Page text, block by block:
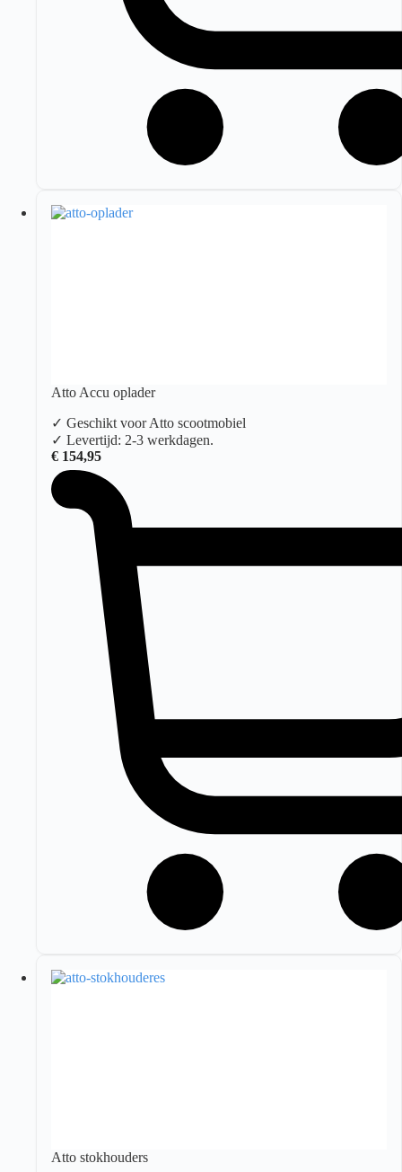
Atto Accu oplader
✓ Geschikt voor Atto scootmobiel
✓ Levertijd: 2-3 werkdagen.
€ 154,95
Atto stokhouders